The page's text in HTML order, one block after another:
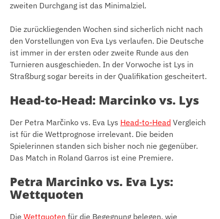
zweiten Durchgang ist das Minimalziel.
Die zurückliegenden Wochen sind sicherlich nicht nach
den Vorstellungen von Eva Lys verlaufen. Die Deutsche
ist immer in der ersten oder zweite Runde aus den
Turnieren ausgeschieden. In der Vorwoche ist Lys in
Straßburg sogar bereits in der Qualifikation gescheitert.
Head-to-Head: Marcinko vs. Lys
Der Petra Marčinko vs. Eva Lys Head-to-Head Vergleich
ist für die Wettprognose irrelevant. Die beiden
Spielerinnen standen sich bisher noch nie gegenüber.
Das Match in Roland Garros ist eine Premiere.
Petra Marcinko vs. Eva Lys:
Wettquoten
Die Wettquoten für die Begegnung belegen, wie